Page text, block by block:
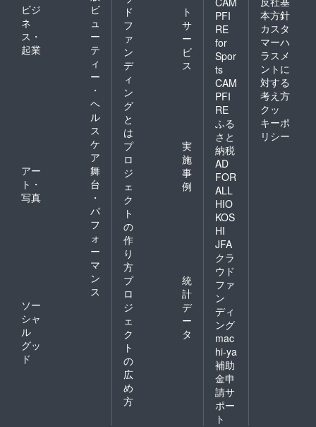
ビジ
ネ
ス・
起業
ビ
ュ
ー
テ
ィ
ー
・
ヘ
ル
ス
ケ
ア
アー
ト・
写真
舞
台
・
パ
フ
ォ
ー
マ
ン
ス
ソー
シャ
ル
グッ
ド
ド
フ
ァ
ン
デ
ィ
ン
グ
と
は
ト
サ
ー
ビ
ス
プ
ロ
ジ
ェ
ク
ト
の
作
り
方
実
施
事
例
プ
ロ
ジ
ェ
ク
ト
の
広
め
方
統
計
デ
ー
タ
PFI
RE
for
Spor
ts
CAM
PFI
RE
ふる
さと
納税
AD
FOR
ALL
HIO
KOS
HI
JFA
クラ
ウド
ファ
ン
ディ
ング
mac
hi-ya
補助
金申
請サ
ポー
ト
本方針
カスタ
マーハ
ラスメ
ントに
対する
考え方
クッ
キーポ
リシー